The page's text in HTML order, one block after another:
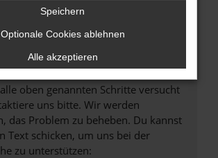
Software birgt nicht nur ein
bestimmte Funktionen nicht mehr
werden.
oben genannten Schritte versucht
uns bitte. Wir werden
das Problem zu beheben. Du kannst
Text schicken, um uns bei der
zu unterstützen:
Speichern
Optionale Cookies ablehnen
Alle akzeptieren